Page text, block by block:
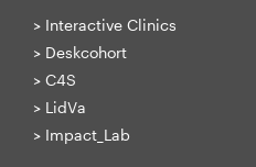
> Interactive Clinics
> Deskcohort
> C4S
> LidVa
> Impact_Lab